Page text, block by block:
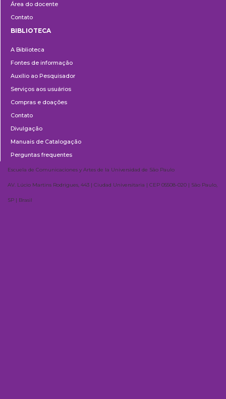
Área do docente
Contato
BIBLIOTECA
A Biblioteca
Fontes de informação
Auxílio ao Pesquisador
Serviços aos usuários
Compras e doações
Contato
Divulgação
Manuais de Catalogação
Perguntas frequentes
Escuela de Comunicaciones y Artes de la Universidad de São Paulo
AV. Lúcio Martins Rodrigues, 443 | Ciudad Universitaria | CEP 05508-020 | São Paulo,
SP | Brasil